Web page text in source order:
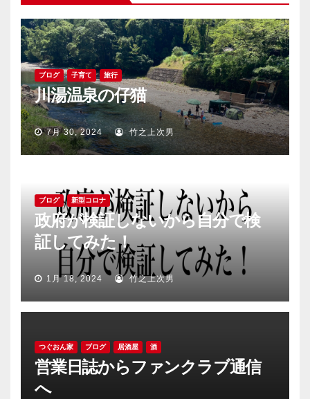
ブログ 子育て 旅行
川湯温泉の仔猫
7月 30, 2024 竹之上次男
ブログ 新型コロナ
政府が検証しないから自分で検
証してみた！
1月 18, 2024 竹之上次男
つぐおん家 ブログ 居酒屋 酒
営業日誌からファンクラブ通信
へ